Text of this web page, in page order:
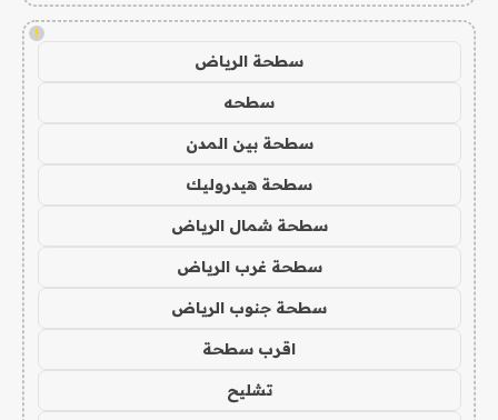
!
سطحة الرياض
سطحه
سطحة بين المدن
سطحة هيدروليك
سطحة شمال الرياض
سطحة غرب الرياض
سطحة جنوب الرياض
اقرب سطحة
تشليح